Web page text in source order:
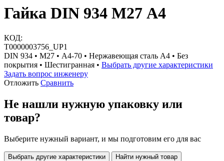
Гайка DIN 934 М27 А4
КОД:
Т0000003756_UP1
DIN 934 • М27 • A4-70 • Нержавеющая сталь A4 • Без
покрытия • Шестигранная • Выбрать другие характеристики
Задать вопрос инженеру
Отложить Сравнить
Не нашли нужную упаковку или
товар?
Выберите нужный вариант, и мы подготовим его для вас
Выбрать другие характеристики Найти нужный товар